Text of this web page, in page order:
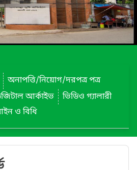
অনাপত্তি/নিয়োগ/দরপত্র পত্র
আর্কাইভ
ভিডিও গ্যালারী
ও বিধি